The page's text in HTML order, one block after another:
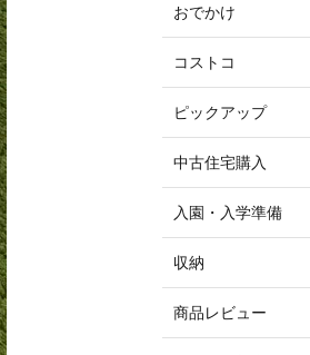
おでかけ
コストコ
ピックアップ
中古住宅購入
入園・入学準備
収納
商品レビュー